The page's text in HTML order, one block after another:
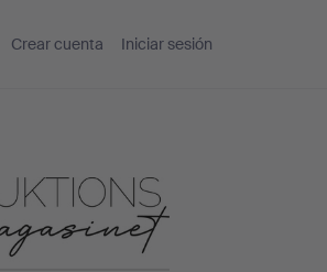
Crear cuenta Iniciar sesión